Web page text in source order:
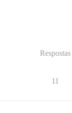
Respostas
11